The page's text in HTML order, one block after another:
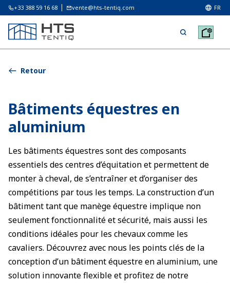
+33 388 59 16 68 vente@hts-tentiq.com FR
Retour
Bâtiments équestres en
aluminium
Les bâtiments équestres sont des composants
essentiels des centres d’équitation et permettent de
monter à cheval, de s’entraîner et d’organiser des
compétitions par tous les temps. La construction d’un
bâtiment tant que manège équestre implique non
seulement fonctionnalité et sécurité, mais aussi les
conditions idéales pour les chevaux comme les
cavaliers. Découvrez avec nous les points clés de la
conception d’un bâtiment équestre en aluminium, une
solution innovante flexible et profitez de notre